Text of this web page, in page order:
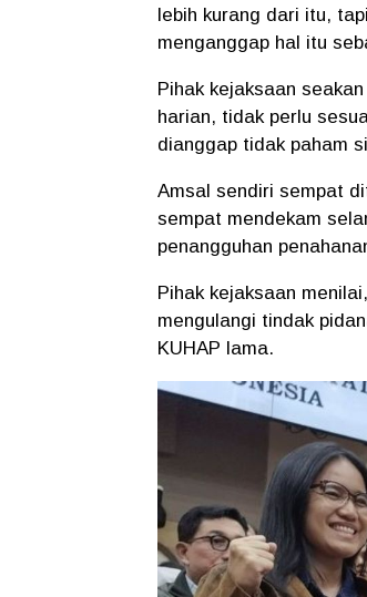
lebih kurang dari itu,
menganggap hal itu
Pihak kejaksaan
harian, tidak perlu
dianggap tidak paham
Amsal sendiri sempat
sempat mendekam
penangguhan
Pihak kejaksaan
mengulangi tindak
KUHAP lama.